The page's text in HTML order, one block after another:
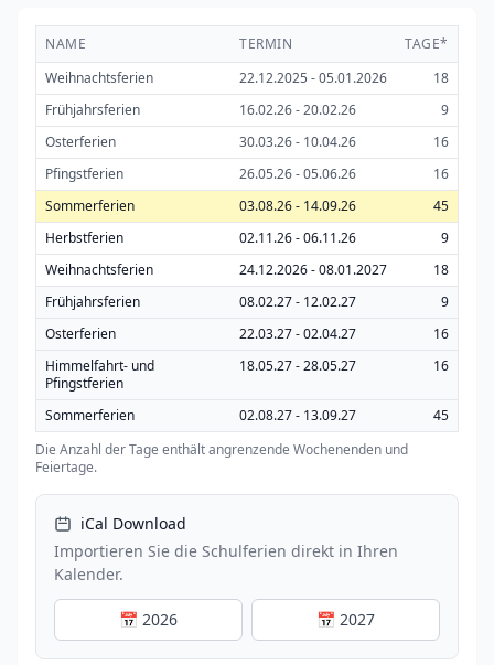
NAME TERMIN
TAGE*
Weihnachtsferien
22.12.2025 - 05.01.2026
18
Frühjahrsferien
16.02.26 - 20.02.26
9
Osterferien
30.03.26 - 10.04.26
16
Pfingstferien
26.05.26 - 05.06.26
16
Sommerferien
03.08.26 - 14.09.26
45
Herbstferien
02.11.26 - 06.11.26
9
Weihnachtsferien
24.12.2026 - 08.01.2027
18
Frühjahrsferien
08.02.27 - 12.02.27
9
Osterferien
22.03.27 - 02.04.27
16
Himmelfahrt- und
Pfingstferien
18.05.27 - 28.05.27 16
Sommerferien 02.08.27 - 13.09.27
45
Die Anzahl der Tage enthält angrenzende Wochenenden und
Feiertage.
iCal Download
Importieren Sie die Schulferien direkt in Ihren
Kalender.
📅 2026 📅 2027